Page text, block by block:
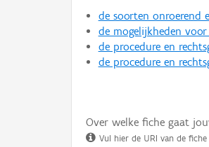
de soorten onroerend
de mogelijkheden
de procedure en
de procedure en
Over welke fiche gaat
Vul hier de URI van de